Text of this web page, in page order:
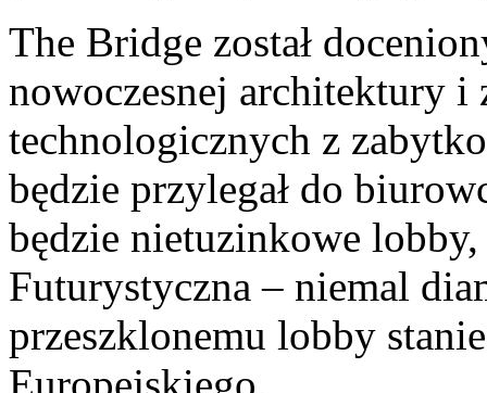
The Bridge został
nowoczesnej architektury i
technologicznych z
będzie przylegał do
będzie nietuzinkowe
Futurystyczna – niemal
przeszklonemu lobby
Europejskiego.